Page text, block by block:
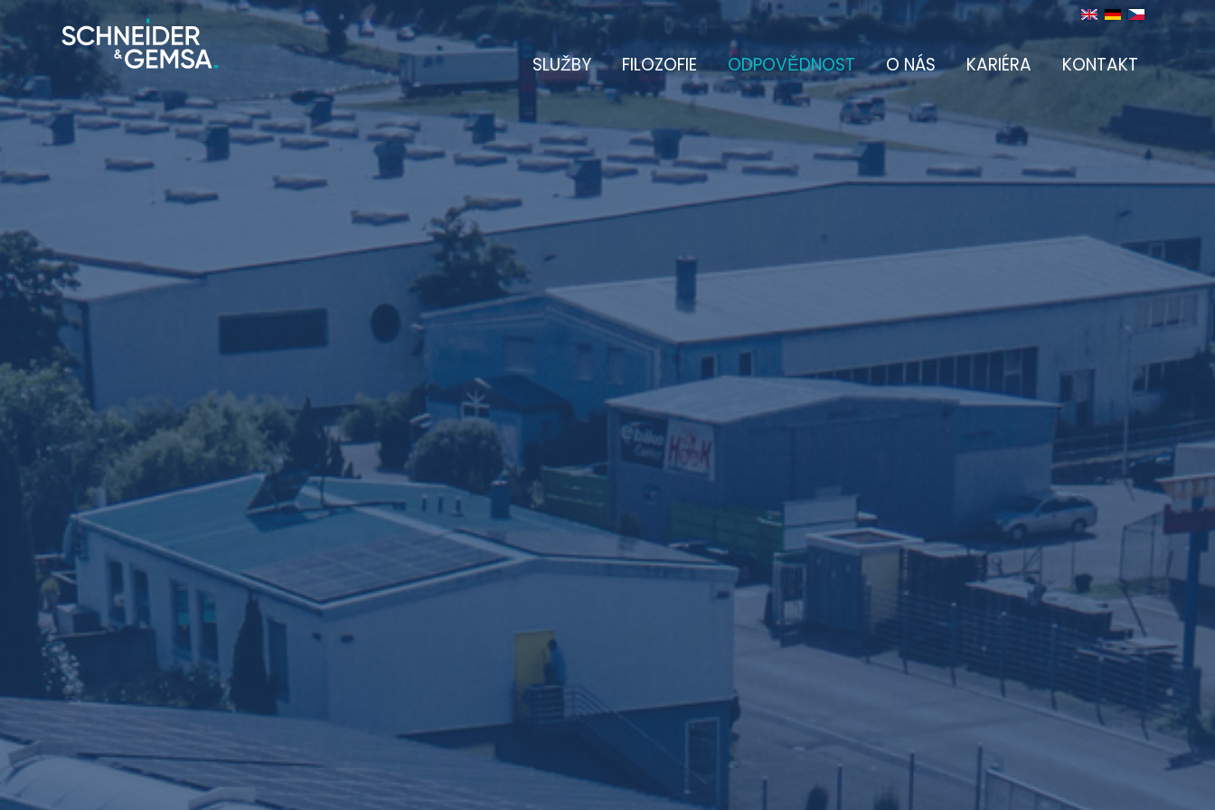
SLUŽBY FILOZOFIE ODPOVĚDNOST O NÁS KARIÉRA KONTAKT